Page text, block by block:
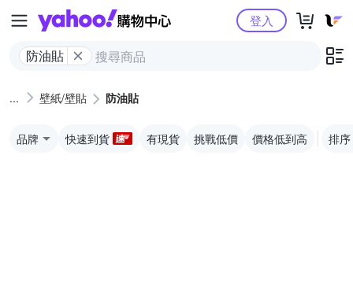
Yahoo購物中心
防油貼
登入
壁紙/壁貼 防油貼
品牌 快速到貨 有現貨 挑戰低價 價格低到高 排序